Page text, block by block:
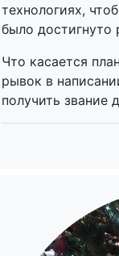
технологиях,
было достигнуто
Что касается
рывок в
получить звание